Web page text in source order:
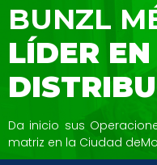
BUNZL
LÍDER EN
Da inicio sus
matriz en la Ciudad de